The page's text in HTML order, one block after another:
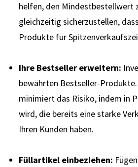
helfen, den Mindestbestellwert
gleichzeitig sicherzustellen,
Produkte für
Ihre Bestseller erweitern:
bewährten Bestseller-Produkte.
minimiert das Risiko, indem in
wird, die bereits eine starke
Ihren Kunden haben.
Füllartikel einbeziehen: